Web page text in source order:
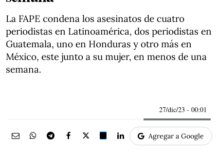
La FAPE condena los asesinatos de cuatro
periodistas en Latinoamérica, dos periodistas en
Guatemala, uno en Honduras y otro más en
México, este junto a su mujer, en menos de una
semana.
27/dic/23 - 00:01
Agregar a Google